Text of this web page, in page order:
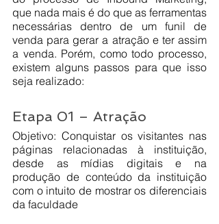
que nada mais é do que as ferramentas
necessárias dentro de um funil de
venda para gerar a atração e ter assim
a venda. Porém, como todo processo,
existem alguns passos para que isso
seja realizado:
Etapa 01 – Atração
Objetivo: Conquistar os visitantes nas
páginas relacionadas à instituição,
desde as mídias digitais e na
produção de conteúdo da instituição
com o intuito de mostrar os diferenciais
da faculdade